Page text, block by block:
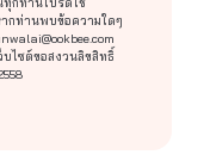
กท่านพบข้อความใดๆ
ไซต์ขอสงวนลิขสิทธิ์